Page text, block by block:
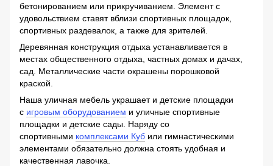
бетонированием или прикручиванием. Элемент с
удовольствием ставят вблизи спортивных площадок,
спортивных раздевалок, а также для зрителей.
Деревянная конструкция отдыха устанавливается в
местах общественного отдыха, частных домах и дачах,
сад. Металлические части окрашены порошковой
краской.
Наша уличная мебель украшает и детские площадки
с игровым оборудованием и уличные спортивные
площадки и детские сады. Наряду со
спортивными комплексами Куб или гимнастическими
элементами обязательно должна стоять удобная и
качественная лавочка.